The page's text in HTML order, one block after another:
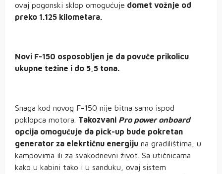
ovaj pogonski sklop omogućuje domet vožnje od
preko 1.125 kilometara.
Novi F-150 osposobljen je da povuče prikolicu
ukupne težine i do 5,5 tona.
Snaga kod novog F-150 nije bitna samo ispod
poklopca motora. Takozvani Pro power onboard
opcija omogućuje da pick-up bude pokretan
generator za elekrtičnu energiju na gradilištima, u
kampovima ili za svakodnevni život. Sa utičnicama
kako u kabini tako i u sanduku, ovaj sistem